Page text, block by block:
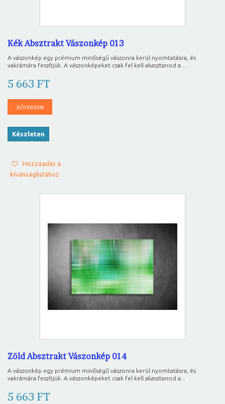
Kék Absztrakt Vászonkép 013
A vászonkép egy prémium minőségű vászonra kerül nyomtatásra, és
vakrámára feszítjük. A vászonképeket csak fel kell akasztanod a...
5 663 FT
BŐVEBBEN
Készleten
Hozzáadás a
kívánságlistához
Zöld Absztrakt Vászonkép 014
A vászonkép egy prémium minőségű vászonra kerül nyomtatásra, és
vakrámára feszítjük. A vászonképeket csak fel kell akasztanod a...
5 663 FT